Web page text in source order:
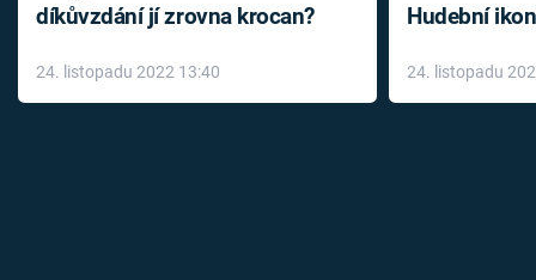
díkůvzdání jí zrovna krocan?
24. listopadu 2022 13:40
Hudební
léky
24. listopadu